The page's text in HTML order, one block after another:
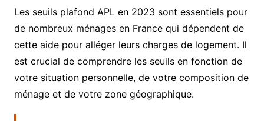
Les seuils plafond APL en 2023 sont essentiels pour
de nombreux ménages en France qui dépendent de
cette aide pour alléger leurs charges de logement. Il
est crucial de comprendre les seuils en fonction de
votre situation personnelle, de votre composition de
ménage et de votre zone géographique.